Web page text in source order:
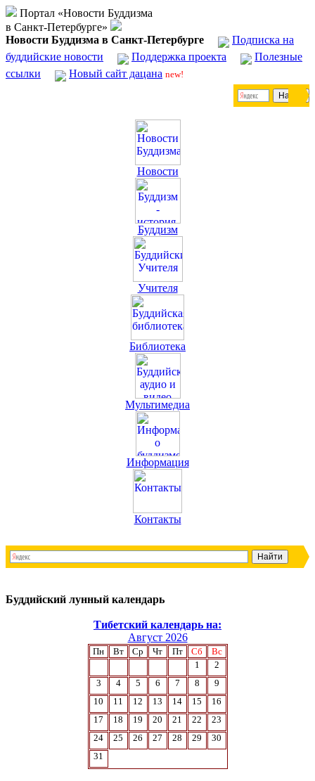
Портал «Новости Буддизма
в Санкт-Петербурге»
Новости Буддизма в Санкт-Петербурге
Подписка на
буддийские новости
Поддержка проекта
Полезные
ссылки
Новый сайт дацана new!
Новости
Буддизм
Учителя
Библиотека
Мультимедиа
Информация
Контакты
Буддийский лунный календарь
Тибетский календарь на:
Август 2026
Пн Вт Ср Чт Пт Сб
Вс
1
2
3
4 5 6 7 8
9
10
11 12 13 14 15
16
17
18 19 20 21 22
23
24
25 26 27 28 29
30
31